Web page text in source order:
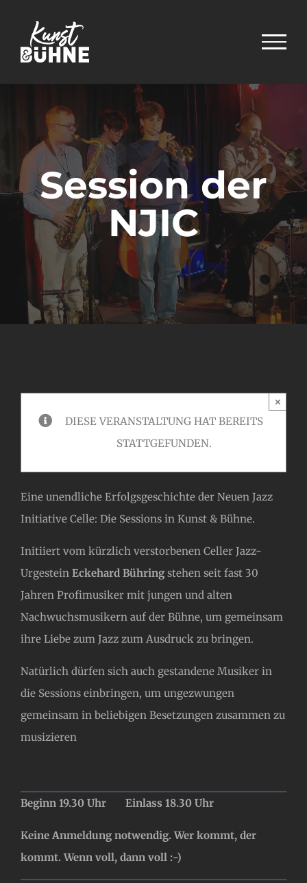
springen
Session der
NJIC
DIESE VERANSTALTUNG HAT BEREITS
STATTGEFUNDEN.
×
Eine unendliche Erfolgsgeschichte der Neuen Jazz
Initiative Celle: Die Sessions in Kunst & Bühne.
Initiiert vom kürzlich verstorbenen Celler Jazz-
Urgestein Eckehard Bühring stehen seit fast 30
Jahren Profimusiker mit jungen und alten
Nachwuchsmusikern auf der Bühne, um gemeinsam
ihre Liebe zum Jazz zum Ausdruck zu bringen.
Natürlich dürfen sich auch gestandene Musiker in
die Sessions einbringen, um ungezwungen
gemeinsam in beliebigen Besetzungen zusammen zu
musizieren
Beginn 19.30 Uhr Einlass 18.30 Uhr
Keine Anmeldung notwendig. Wer kommt, der
kommt. Wenn voll, dann voll :-)